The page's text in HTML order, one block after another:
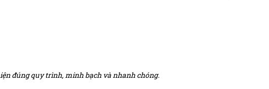
đúng quy trình, minh bạch và nhanh chóng.